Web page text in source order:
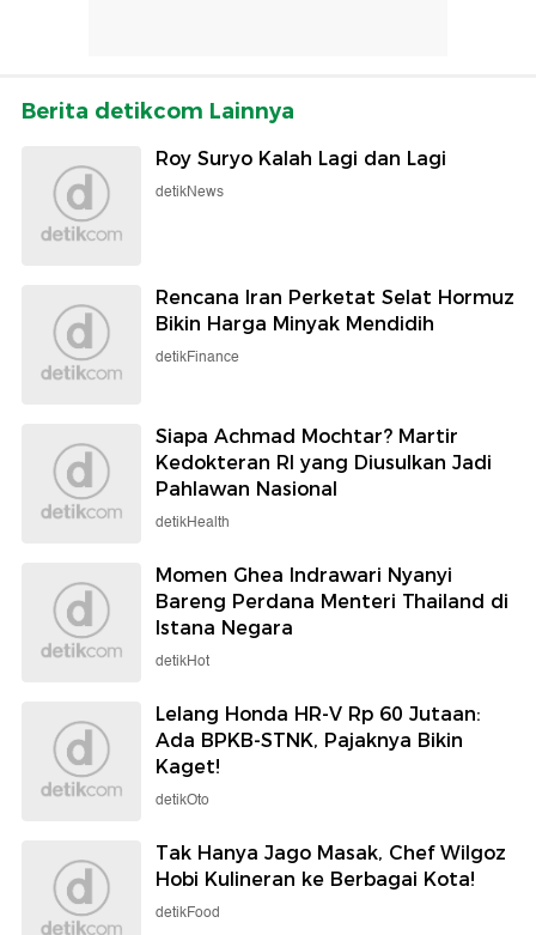
Berita detikcom Lainnya
Roy Suryo Kalah Lagi dan Lagi
detikNews
Rencana Iran Perketat Selat Hormuz
Bikin Harga Minyak Mendidih
detikFinance
Siapa Achmad Mochtar? Martir
Kedokteran RI yang Diusulkan Jadi
Pahlawan Nasional
detikHealth
Momen Ghea Indrawari Nyanyi
Bareng Perdana Menteri Thailand di
Istana Negara
detikHot
Lelang Honda HR-V Rp 60 Jutaan:
Ada BPKB-STNK, Pajaknya Bikin
Kaget!
detikOto
Tak Hanya Jago Masak, Chef Wilgoz
Hobi Kulineran ke Berbagai Kota!
detikFood